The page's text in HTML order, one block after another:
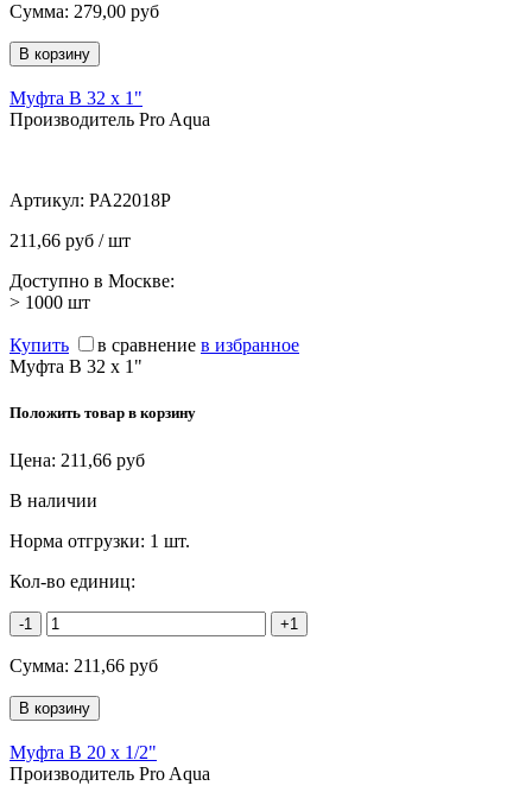
Сумма: 279,00 руб
Муфта В 32 х 1"
Производитель Pro Aqua
Артикул: PA22018P
211,66 руб / шт
Доступно в Москве:
> 1000 шт
Купить в сравнение в избранное
Муфта В 32 х 1"
Положить товар в корзину
Цена: 211,66 руб
В наличии
Норма отгрузки: 1 шт.
Кол-во единиц:
-1 +1
Сумма: 211,66 руб
Муфта В 20 х 1/2"
Производитель Pro Aqua